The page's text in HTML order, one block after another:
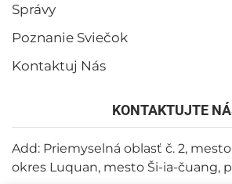
Správy
Poznanie Sviečok
Kontaktuj Nás
KONTAKTUJTE
Add: Priemyselná oblasť č. 2,
okres Luquan, mesto Ši-ia-čuang,